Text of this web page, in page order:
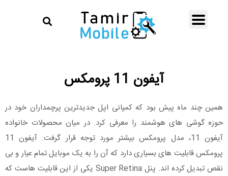
آیفون 11 پرومکس
همین چند ماه پیش بود که کمپانی اپل جدیدترین پرچمداران خود در
حوزه گوشی های هوشمند را معرفی کرد. در میان محصولات خانواده
آیفون 11، مدل پرومکس بیشتر مورد توجه قرار گرفت. آیفون 11
پرومکس قابلیت های بسیاری دارد که آن را به یک موبایل تمام عیار و بی
نقص تبدیل کرده اند. پنل Super Retina یکی از این قابلیت هاست که